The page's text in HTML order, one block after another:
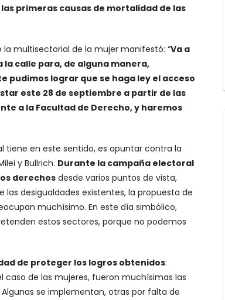
primeras causas de mortalidad de las
multisectorial de la mujer manifestó: “Va a
la calle para, de alguna manera,
pudimos lograr que se haga ley el acceso
este 28 de septiembre a partir de las
a la Facultad de Derecho, y haremos
tiene en este sentido, es apuntar contra la
y Bullrich. Durante la campaña electoral
derechosdesde varios puntos de vista,
desigualdades existentes, la propuesta de
muchísimo. En este día simbólico,
estos sectores, porque no podemos
de proteger los logros obtenidos:
caso de las mujeres, fueron muchísimas las
se implementan, otras por falta de